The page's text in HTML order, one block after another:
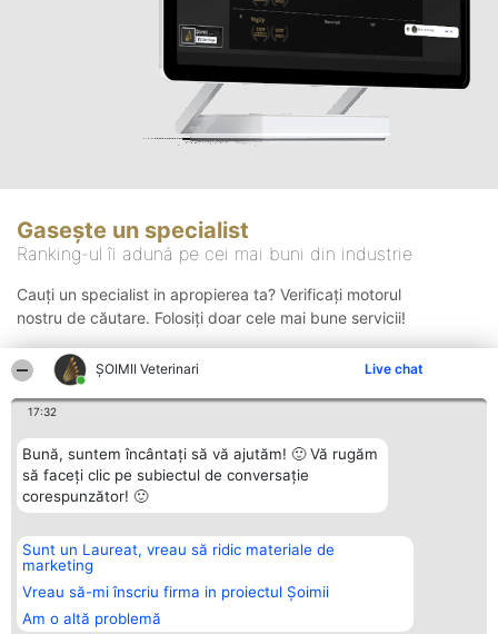
ȘOIMII Veterinari Live chat
17:32
Bună, suntem încântați să vă ajutăm! 🙂 Vă rugăm
să faceți clic pe subiectul de conversație
corespunzător! 🙂
Sunt un Laureat, vreau să ridic materiale de
marketing
Vreau să-mi înscriu firma in proiectul Șoimii
Am o altă problemă
Gasește un specialist
Ranking-ul îi adună pe cei mai buni din industrie
Cauți un specialist in apropierea ta? Verificați motorul
nostru de căutare. Folosiți doar cele mai bune servicii!
Organizator Ranking
BRIGHT SOLUTIONS BR SRL
Aleea Timisul De Sus 2 Bl. A30
Sc. A Et. 4 Ap. 13 Cod 061952
București
Plebiscyt
Lista Tuturor
Laureaților
Contact